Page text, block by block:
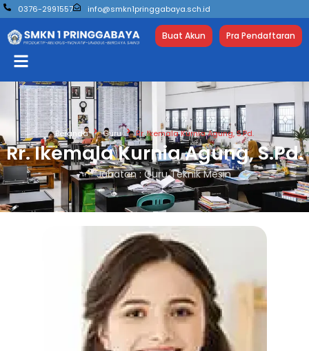
0376-2991557 info@smkn1pringgabaya.sch.id
Buat Akun Pra Pendaftaran
Beranda Guru Rr. Ikemala Kurnia Agung, S.Pd.
Rr. Ikemala Kurnia Agung, S.Pd.
Jabatan : Guru Teknik Mesin